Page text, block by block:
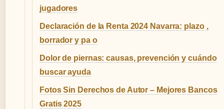
jugadores
Declaración de la Renta 2024 Navarra: plazo ,
borrador y pa o
Dolor de piernas: causas, prevención y cuándo
buscar ayuda
Fotos Sin Derechos de Autor – Mejores Bancos
Gratis 2025